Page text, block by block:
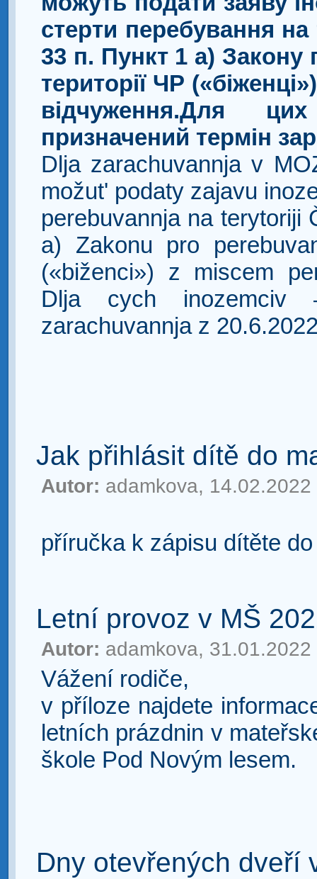
стерти перебування на
33 п. Пункт 1 а) Закону
території ЧР
відчуження.Для
призначений термін
Dlja zarachuvannja v
možut' podaty zajavu
perebuvannja na terytoriji
a) Zakonu pro
(«biženci») z miscem
Dlja cych inozemciv
zarachuvannja z
Jak přihlásit dítě do
Autor: adamkova, 14.02.2022
příručka k zápisu dítěte
Letní provoz v MŠ
Autor: adamkova, 31.01.2022
Vážení rodiče,
v příloze najdete
letních prázdnin v
škole Pod Novým lesem.
Dny otevřených dveří